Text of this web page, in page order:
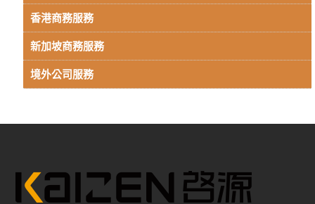
香港商務服務
新加坡商務服務
境外公司服務